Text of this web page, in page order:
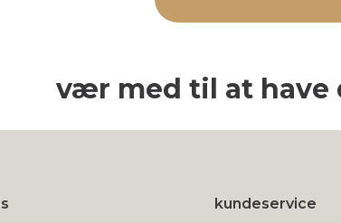
vær med til at have
kundeservice